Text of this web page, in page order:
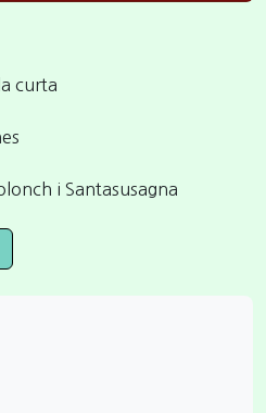
curta
i Santasusagna